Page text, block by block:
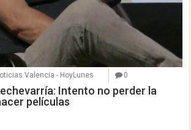
Valencia - HoyLunes 0
Intento no perder la
películas